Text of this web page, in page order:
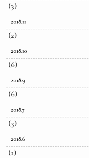
(3)
2018.11
(2)
2018.10
(6)
2018.9
(6)
2018.7
(3)
2018.6
(1)